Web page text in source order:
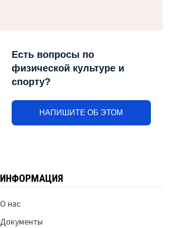
Есть вопросы по
физической культуре и
спорту?
НАПИШИТЕ ОБ ЭТОМ
ИНФОРМАЦИЯ
О нас
Документы